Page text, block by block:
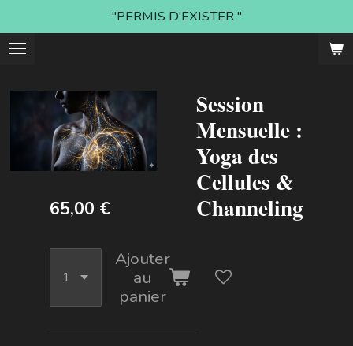
au
contenu
"PERMIS D'EXISTER "
Session
Mensuelle :
Yoga des
Cellules &
Channeling
65,00 €
Ajouter
au
panier